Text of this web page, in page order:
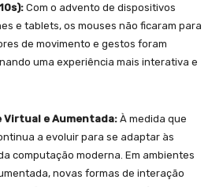
Com o advento de dispositivos
e tablets, os mouses não ficaram para
de movimento e gestos foram
uma experiência mais interativa e
Virtual e Aumentada: À medida que
a evoluir para se adaptar às
computação moderna. Em ambientes
novas formas de interação